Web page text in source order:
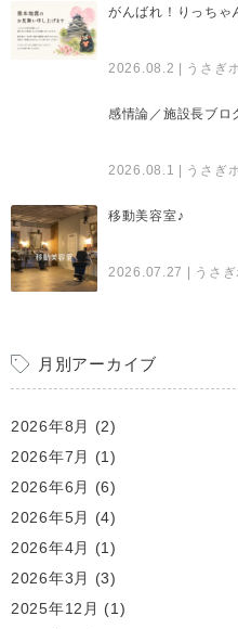
がんばれ！りっちゃ
2026.08.2 | うさぎ
感情論／施設長ブロ
2026.08.1 | うさぎ
移動美容室♪
2026.07.27 | うさ
月別アーカイブ
2026年8月
(2)
2026年7月
(1)
2026年6月
(6)
2026年5月
(4)
2026年4月
(1)
2026年3月
(3)
2025年12月 (1)